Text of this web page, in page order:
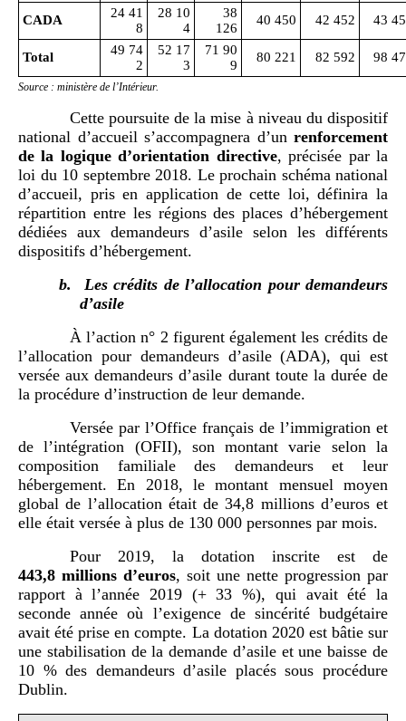
CADA
24 41
8
28 10
4
38
126
40 450 42 452 43
Total
49 74
2
52 17
3
71 90
9
80 221 82 592 98
Source : ministère de l’Intérieur.
Cette poursuite de la mise à niveau du dispositif
national d’accueil s’accompagnera d’un renforcement
de la logique d’orientation directive, précisée par la
loi du 10 septembre 2018. Le prochain schéma national
d’accueil, pris en application de cette loi, définira la
répartition entre les régions des places d’hébergement
dédiées aux demandeurs d’asile selon les différents
dispositifs d’hébergement.
b.
Les crédits de l’allocation pour demandeurs
d’asile
À l’action n° 2 figurent également les crédits de
l’allocation pour demandeurs d’asile (ADA), qui est
versée aux demandeurs d’asile durant toute la durée de
la procédure d’instruction de leur demande.
Versée par l’Office français de l’immigration et
de l’intégration (OFII), son montant varie selon la
composition familiale des demandeurs et leur
hébergement. En 2018, le montant mensuel moyen
global de l’allocation était de 34,8 millions d’euros et
elle était versée à plus de 130 000 personnes par mois.
Pour 2019, la dotation inscrite est de
443,8 millions d’euros, soit une nette progression par
rapport à l’année 2019 (+ 33 %), qui avait été la
seconde année où l’exigence de sincérité budgétaire
avait été prise en compte. La dotation 2020 est bâtie sur
une stabilisation de la demande d’asile et une baisse de
10 % des demandeurs d’asile placés sous procédure
Dublin.